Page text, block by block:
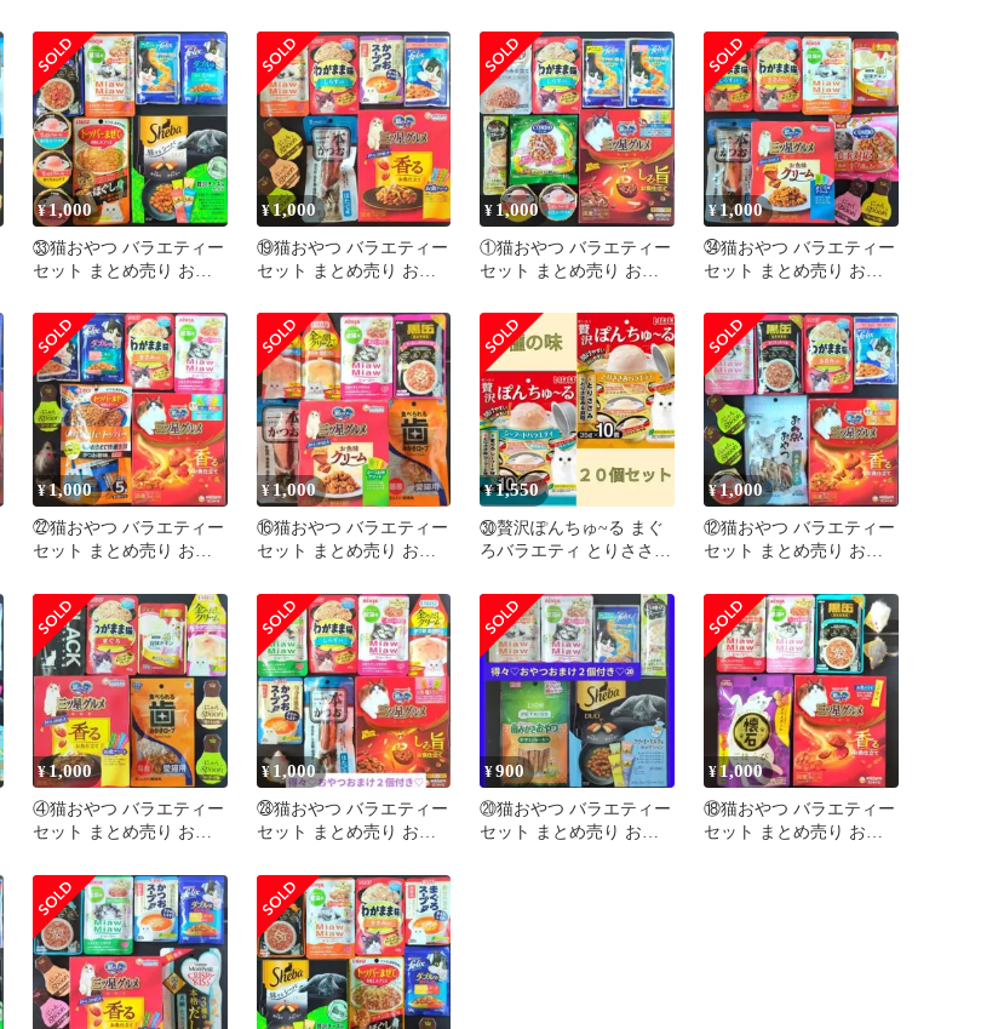
猫の餌
猫の餌
猫の餌
猫の餌
¥1,000
㉝猫おやつ バラエティー
セット まとめ売り お試
猫の餌
¥1,000
⑲猫おやつ バラエティー
セット まとめ売り お試
猫の餌
¥ 1,000
①猫おやつ バラエティー
セット まとめ売り お試
猫の餌
¥1,000
㉞猫おやつ バラエティー
セット まとめ売り お試
猫の餌
¥1,000
㉒猫おやつ バラエティー
セット まとめ売り お試
猫の餌
¥1,000
⑯猫おやつ バラエティー
セット まとめ売り お試
猫の餌
¥1,550
㉚贅沢ぽんちゅ~る まぐ
ろバラエティ とりささみ
¥1,000
⑫猫おやつ バラエティー
セット まとめ売り お試
猫の餌
¥1,000
④猫おやつ バラエティー
セット まとめ売り お試
猫の餌
¥1,000
㉘猫おやつ バラエティー
セット まとめ売り お試
猫の餌
¥900
⑳猫おやつ バラエティー
セット まとめ売り お試
¥1,000
⑱猫おやつ バラエティー
セット まとめ売り お試